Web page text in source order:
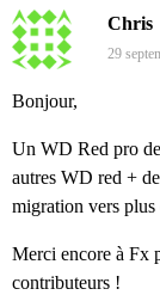
Chris
29
Bonjour,
Un WD Red pro
autres WD red +
migration vers
Merci encore à Fx
contributeurs !